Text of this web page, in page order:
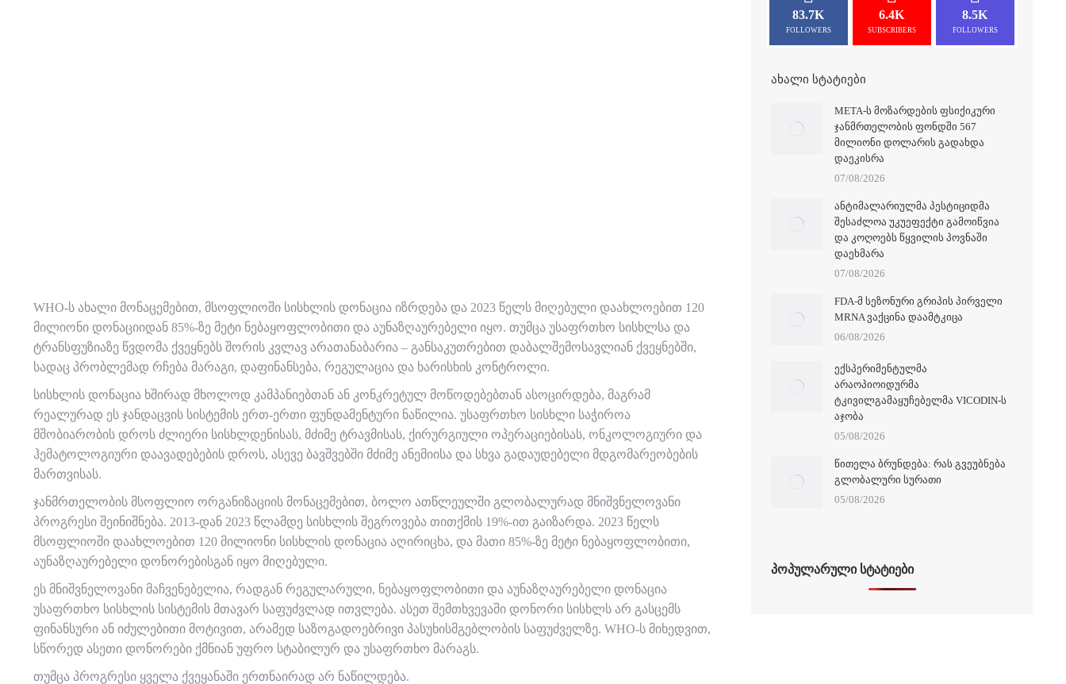
WHO-ს ახალი მონაცემებით, მსოფლიოში სისხლის დონაცია იზრდება და 2023 წელს მიღებული დაახლოებით 120
მილიონი დონაციიდან 85%-ზე მეტი ნებაყოფლობითი და აუნაზღაურებელი იყო. თუმცა უსაფრთხო სისხლსა და
ტრანსფუზიაზე წვდომა ქვეყნებს შორის კვლავ არათანაბარია – განსაკუთრებით დაბალშემოსავლიან ქვეყნებში,
სადაც პრობლემად რჩება მარაგი, დაფინანსება, რეგულაცია და ხარისხის კონტროლი.
სისხლის დონაცია ხშირად მხოლოდ კამპანიებთან ან კონკრეტულ მოწოდებებთან ასოცირდება, მაგრამ
რეალურად ეს ჯანდაცვის სისტემის ერთ-ერთი ფუნდამენტური ნაწილია. უსაფრთხო სისხლი საჭიროა
მშობიარობის დროს ძლიერი სისხლდენისას, მძიმე ტრავმისას, ქირურგიული ოპერაციებისას, ონკოლოგიური და
ჰემატოლოგიური დაავადებების დროს, ასევე ბავშვებში მძიმე ანემიისა და სხვა გადაუდებელი მდგომარეობების
მართვისას.
ჯანმრთელობის მსოფლიო ორგანიზაციის მონაცემებით, ბოლო ათწლეულში გლობალურად მნიშვნელოვანი
პროგრესი შეინიშნება. 2013-დან 2023 წლამდე სისხლის შეგროვება თითქმის 19%-ით გაიზარდა. 2023 წელს
მსოფლიოში დაახლოებით 120 მილიონი სისხლის დონაცია აღირიცხა, და მათი 85%-ზე მეტი ნებაყოფლობითი,
აუნაზღაურებელი დონორებისგან იყო მიღებული.
ეს მნიშვნელოვანი მაჩვენებელია, რადგან რეგულარული, ნებაყოფლობითი და აუნაზღაურებელი დონაცია
უსაფრთხო სისხლის სისტემის მთავარ საფუძვლად ითვლება. ასეთ შემთხვევაში დონორი სისხლს არ გასცემს
ფინანსური ან იძულებითი მოტივით, არამედ საზოგადოებრივი პასუხისმგებლობის საფუძველზე. WHO-ს მიხედვით,
სწორედ ასეთი დონორები ქმნიან უფრო სტაბილურ და უსაფრთხო მარაგს.
თუმცა პროგრესი ყველა ქვეყანაში ერთნაირად არ ნაწილდება.
83.7K
FOLLOWERS
6.4K
SUBSCRIBERS
8.5K
FOLLOWERS
ᲐᲮᲐᲚᲘ ᲡᲢᲐᲢᲘᲔᲑᲘ
META-Ს ᲛᲝᲖᲐᲠᲓᲔᲑᲘᲡ ᲤᲡᲘᲥᲘᲙᲣᲠᲘ
ᲯᲐᲜᲛᲠᲗᲔᲚᲝᲑᲘᲡ ᲤᲝᲜᲓᲨᲘ 567
ᲛᲘᲚᲘᲝᲜᲘ ᲓᲝᲚᲐᲠᲘᲡ ᲒᲐᲓᲐᲮᲓᲐ
ᲓᲐᲔᲙᲘᲡᲠᲐ
07/08/2026
ᲐᲜᲢᲘᲛᲐᲚᲐᲠᲘᲣᲚᲛᲐ ᲞᲔᲡᲢᲘᲪᲘᲓᲛᲐ
ᲨᲔᲡᲐᲫᲚᲝᲐ ᲣᲙᲣᲔᲤᲔᲥᲢᲘ ᲒᲐᲛᲝᲘᲬᲕᲘᲐ
ᲓᲐ ᲙᲝᲦᲝᲔᲑᲡ ᲬᲧᲕᲘᲚᲘᲡ ᲞᲝᲕᲜᲐᲨᲘ
ᲓᲐᲔᲮᲛᲐᲠᲐ
07/08/2026
FDA-Მ ᲡᲔᲖᲝᲜᲣᲠᲘ ᲒᲠᲘᲞᲘᲡ ᲞᲘᲠᲕᲔᲚᲘ
MRNA ᲕᲐᲥᲪᲘᲜᲐ ᲓᲐᲐᲛᲢᲙᲘᲪᲐ
06/08/2026
ᲔᲥᲡᲞᲔᲠᲘᲛᲔᲜᲢᲣᲚᲛᲐ
ᲐᲠᲐᲝᲞᲘᲝᲘᲓᲣᲠᲛᲐ
ᲢᲙᲘᲕᲘᲚᲒᲐᲛᲐᲧᲣᲩᲔᲑᲔᲚᲛᲐ VICODIN-Ს
ᲐᲯᲝᲑᲐ
05/08/2026
ᲬᲘᲗᲔᲚᲐ ᲑᲠᲣᲜᲓᲔᲑᲐ: ᲠᲐᲡ ᲒᲕᲔᲣᲑᲜᲔᲑᲐ
ᲒᲚᲝᲑᲐᲚᲣᲠᲘ ᲡᲣᲠᲐᲗᲘ
05/08/2026
ᲞᲝᲞᲣᲚᲐᲠᲣᲚᲘ ᲡᲢᲐᲢᲘᲔᲑᲘ